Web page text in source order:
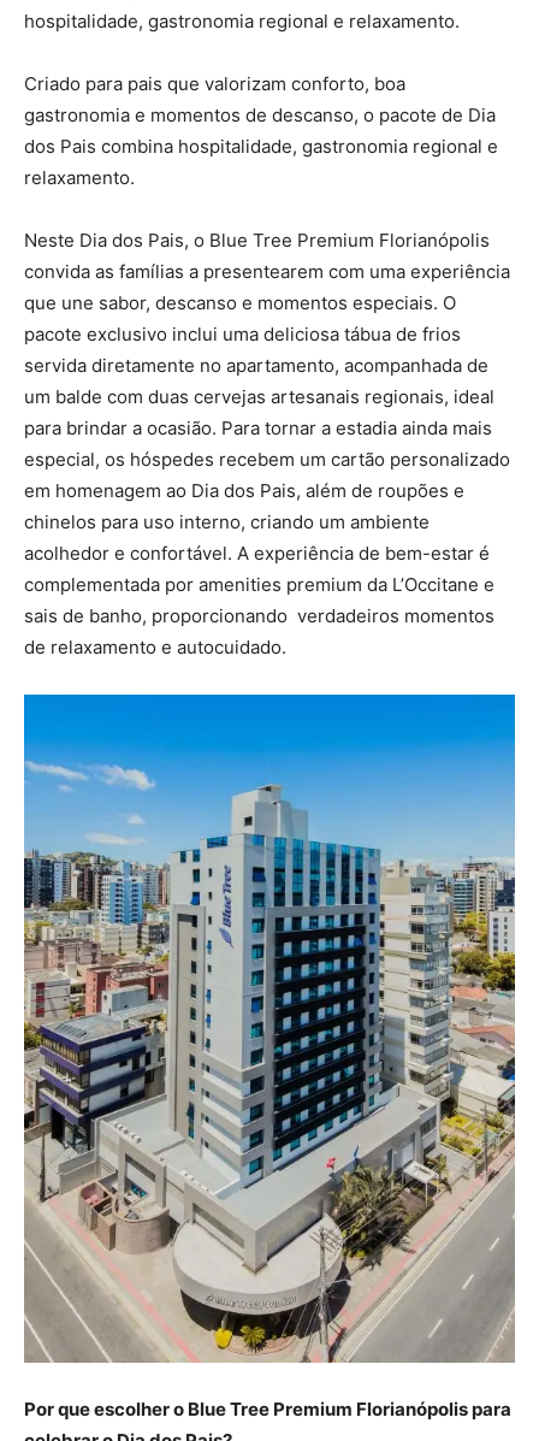
hospitalidade, gastronomia regional e relaxamento.
Criado para pais que valorizam conforto, boa
gastronomia e momentos de descanso, o pacote de Dia
dos Pais combina hospitalidade, gastronomia regional e
relaxamento.
Neste Dia dos Pais, o Blue Tree Premium Florianópolis
convida as famílias a presentearem com uma experiência
que une sabor, descanso e momentos especiais. O
pacote exclusivo inclui uma deliciosa tábua de frios
servida diretamente no apartamento, acompanhada de
um balde com duas cervejas artesanais regionais, ideal
para brindar a ocasião. Para tornar a estadia ainda mais
especial, os hóspedes recebem um cartão personalizado
em homenagem ao Dia dos Pais, além de roupões e
chinelos para uso interno, criando um ambiente
acolhedor e confortável. A experiência de bem-estar é
complementada por amenities premium da L’Occitane e
sais de banho, proporcionando verdadeiros momentos
de relaxamento e autocuidado.
Por que escolher o Blue Tree Premium Florianópolis para